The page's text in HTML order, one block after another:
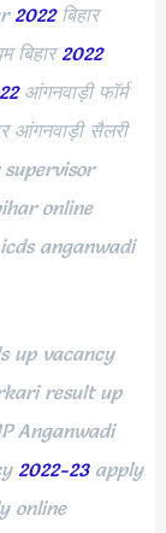
2022बिहार
बिहार2022
आंगनवाड़ी फॉर्म
आंगनवाड़ी सैलरी
online
anganwadi
up vacancy
result up
Anganwadi
2022-23apply
online